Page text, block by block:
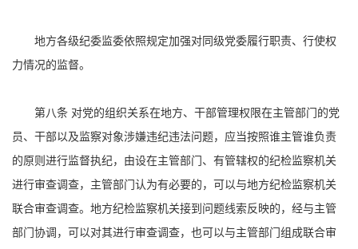
地方各级纪委监委依照规定加强对同级党委履行职责、行使权
力情况的监督。
第八条 对党的组织关系在地方、干部管理权限在主管部门的党
员、干部以及监察对象涉嫌违纪违法问题，应当按照谁主管谁负责
的原则进行监督执纪，由设在主管部门、有管辖权的纪检监察机关
进行审查调查，主管部门认为有必要的，可以与地方纪检监察机关
联合审查调查。地方纪检监察机关接到问题线索反映的，经与主管
部门协调，可以对其进行审查调查，也可以与主管部门组成联合审